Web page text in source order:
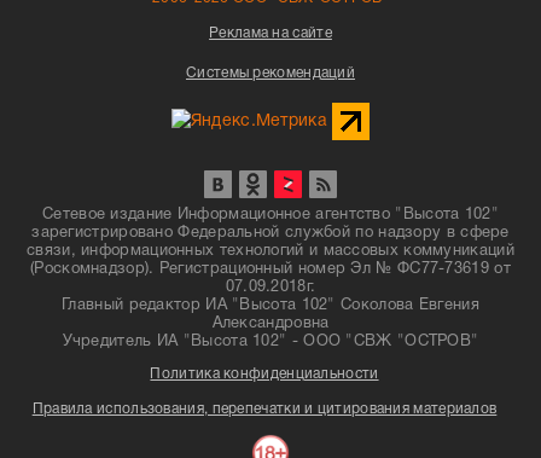
Реклама на сайте
Системы рекомендаций
Сетевое издание Информационное агентство "Высота 102"
зарегистрировано Федеральной службой по надзору в сфере
связи, информационных технологий и массовых коммуникаций
(Роскомнадзор). Регистрационный номер Эл № ФС77-73619 от
07.09.2018г.
Главный редактор ИА "Высота 102" Соколова Евгения
Александровна
Учредитель ИА "Высота 102" - ООО "СВЖ "ОСТРОВ"
Политика конфиденциальности
Правила использования, перепечатки и цитирования материалов